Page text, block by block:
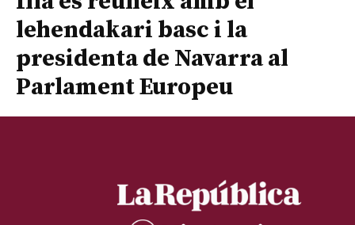
lehendakari basc i la
presidenta de Navarra al
Parlament Europeu